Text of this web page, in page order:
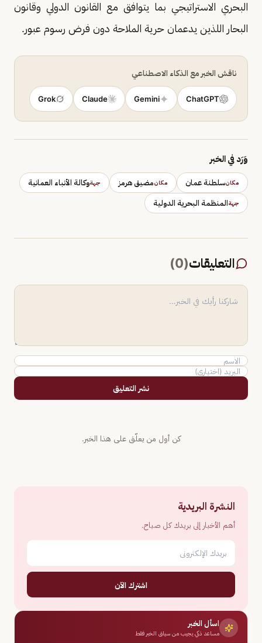
البحري الاستراتيجي بما يتوافق مع القانون الدولي وقانون
البحار اللذين يدعمان حرية الملاحة دون فرض رسوم عبور.
ناقش الخبر مع الذكاء الاصطناعي
ChatGPT
Gemini
Claude
Grok
وَرَد في الخبر
مكانسلطنة عمان مكانمضيق هرمز جهةوكالة الأنباء العمانية
جهةالمنظمة البحرية الدولية
التعليقات(
0
)
نشر التعليق
كن أول من يعلّق على هذا الخبر.
النشرة البريدية
أهم الأخبار إلى بريدك كل صباح.
اشترك الآن
اسأل الخبر
مساعد ذكي يجيب من سياق الخبر فقط